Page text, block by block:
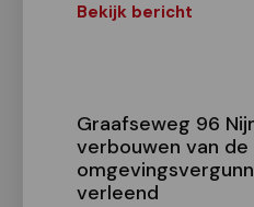
Bekijk bericht
Graafseweg 96
verbouwen van
verleend